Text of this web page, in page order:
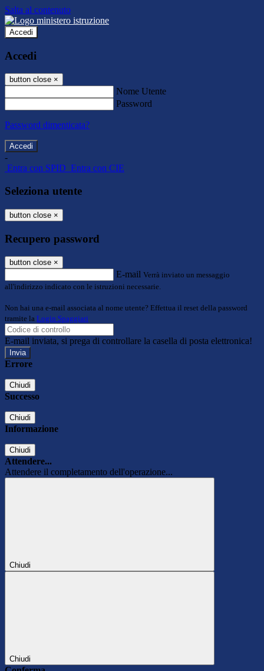
Salta al contenuto
Accedi
Accedi
button close ×
Nome Utente
Password
Password dimenticata?
-
Entra con SPID Entra con CIE
Seleziona utente
button close ×
Recupero password
button close ×
E-mail Verrà inviato un messaggio
all'indirizzo indicato con le istruzioni necessarie.
Non hai una e-mail associata al nome utente? Effettua il reset della password
tramite la Login Spaggiari
E-mail inviata, si prega di controllare la casella di posta elettronica!
Errore
Chiudi
Successo
Chiudi
Informazione
Chiudi
Attendere...
Attendere il completamento dell'operazione...
Chiudi
Chiudi